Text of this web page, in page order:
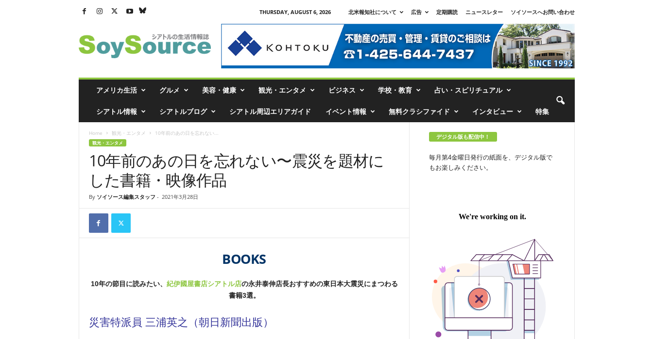
THURSDAY, AUGUST 6, 2026 北米報知社について 広告 定期購読 ニュースレター
ソイソースへお問い合わせ
ト
ル
アメリカ生活 グルメ 美容・健康 観光・エンタメ ビジネス 学校・教育 占い・スピリチュアル
シアトル情報 シアトルブログ シアトル周辺エリアガイド イベント情報 無料クラシファイド インタビュー 特集
Home 観光・エンタメ 10年前のあの日を忘れない...
観光・エンタメ
10年前のあの日を忘れない〜震災を題材に
した書籍・映像作品
By ソイソース編集スタッフ - 2021年3月28日
BOOKS
10年の節目に読みたい、 紀伊國屋書店シアトル店の永井泰伸店長おすすめの東日本大震災にまつわる
書籍3選。
災害特派員 三浦英之（朝日新聞出版）
デジタル版も配信中！
毎月第4金曜日発行の紙面を、デジタル版で
もお楽しみください。